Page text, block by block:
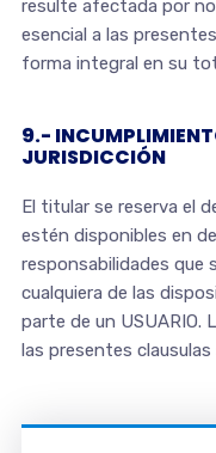
resulte afectada por
esencial a las
forma integral en su
9.-
JURISDICCIÓN
El titular se reserva el
estén disponibles en
responsabilidades que
cualquiera de las
parte de un USUARIO.
las presentes